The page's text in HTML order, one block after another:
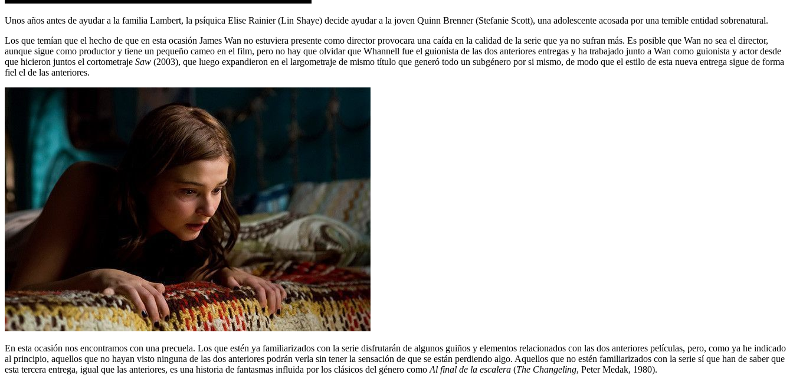
Unos años antes de ayudar a la familia Lambert, la psíquica Elise Rainier (Lin Shaye) decide ayudar a la joven Quinn Brenner (Stefanie Scott), una adolescente acosada por una temible entidad sobrenatural.
Los que temían que el hecho de que en esta ocasión James Wan no estuviera presente como director provocara una caída en la calidad de la serie que ya no sufran más. Es posible que Wan no sea el director,
aunque sigue como productor y tiene un pequeño cameo en el film, pero no hay que olvidar que Whannell fue el guionista de las dos anteriores entregas y ha trabajado junto a Wan como guionista y actor desde
que hicieron juntos el cortometraje Saw (2003), que luego expandieron en el largometraje de mismo título que generó todo un subgénero por si mismo, de modo que el estilo de esta nueva entrega sigue de forma
fiel el de las anteriores.
En esta ocasión nos encontramos con una precuela. Los que estén ya familiarizados con la serie disfrutarán de algunos guiños y elementos relacionados con las dos anteriores películas, pero, como ya he indicado
al principio, aquellos que no hayan visto ninguna de las dos anteriores podrán verla sin tener la sensación de que se están perdiendo algo. Aquellos que no estén familiarizados con la serie sí que han de saber que
esta tercera entrega, igual que las anteriores, es una historia de fantasmas influida por los clásicos del género como Al final de la escalera (The Changeling, Peter Medak, 1980).